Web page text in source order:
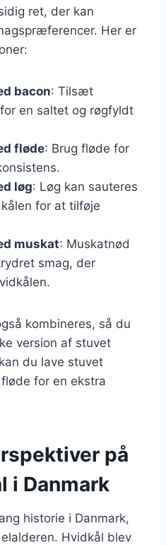
ret, der kan
Her er
bacon: Tilsæt
en saltet og røgfyldt
fløde: Brug fløde for
løg: Løg kan sauteres
for at tilføje
muskat: Muskatnød
smag, der
kombineres, så du
version af stuvet
du lave stuvet
for en ekstra
på
i Danmark
historie i Danmark,
Hvidkål blev